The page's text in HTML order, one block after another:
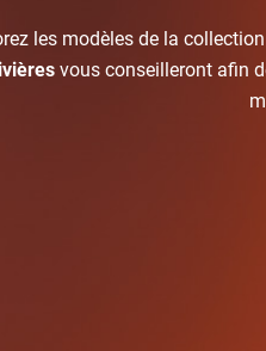
les modèles de la
vous conseilleront afin